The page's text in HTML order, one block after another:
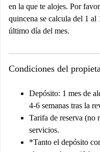
en la que te alojes. Por
quincena se calcula del 1 al
último día del mes.
Condiciones del
Depósito: 1 mes de
4-6 semanas tras la
Tarifa de reserva (no
servicios.
*Tanto el depósito